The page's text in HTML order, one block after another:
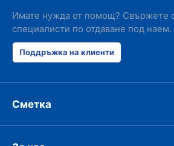
Имате нужда от помощ? Свържете
специалисти по отдаване под наем.
Поддръжка на клиенти
Сметка